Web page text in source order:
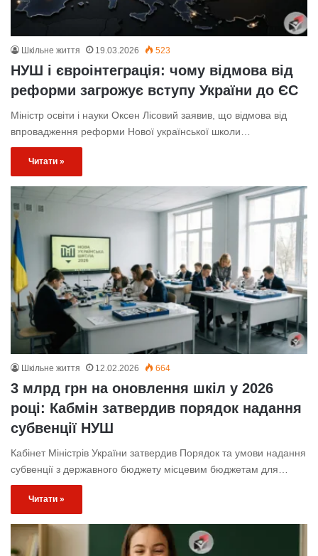
Шкільне життя 19.03.2026 523
НУШ і євроінтеграція: чому відмова від
реформи загрожує вступу України до ЄС
Міністр освіти і науки Оксен Лісовий заявив, що відмова від
впровадження реформи Нової української школи…
Читати »
Шкільне життя 12.02.2026 664
3 млрд грн на оновлення шкіл у 2026
році: Кабмін затвердив порядок надання
субвенції НУШ
Кабінет Міністрів України затвердив Порядок та умови надання
субвенції з державного бюджету місцевим бюджетам для…
Читати »